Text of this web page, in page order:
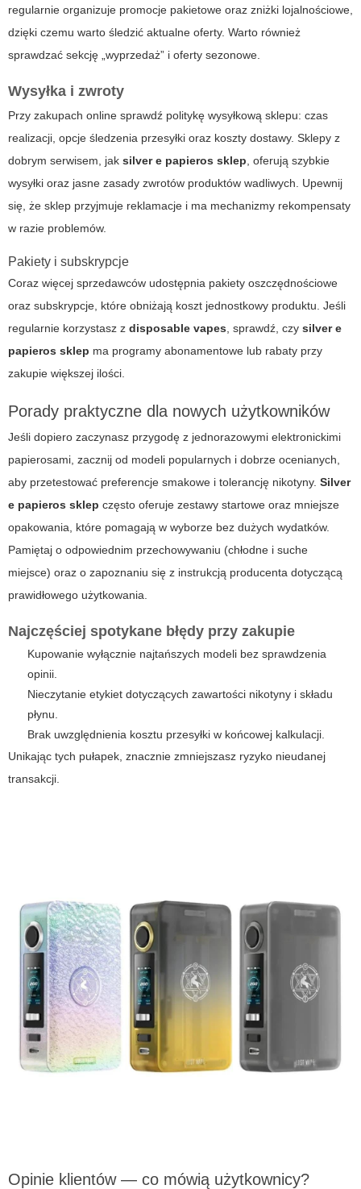
regularnie organizuje promocje pakietowe oraz zniżki lojalnościowe,
dzięki czemu warto śledzić aktualne oferty. Warto również
sprawdzać sekcję „wyprzedaż” i oferty sezonowe.
Wysyłka i zwroty
Przy zakupach online sprawdź politykę wysyłkową sklepu: czas
realizacji, opcje śledzenia przesyłki oraz koszty dostawy. Sklepy z
dobrym serwisem, jak silver e papieros sklep , oferują szybkie
wysyłki oraz jasne zasady zwrotów produktów wadliwych. Upewnij
się, że sklep przyjmuje reklamacje i ma mechanizmy rekompensaty
w razie problemów.
Pakiety i subskrypcje
Coraz więcej sprzedawców udostępnia pakiety oszczędnościowe
oraz subskrypcje, które obniżają koszt jednostkowy produktu. Jeśli
regularnie korzystasz z disposable vapes , sprawdź, czy silver e
papieros sklep ma programy abonamentowe lub rabaty przy
zakupie większej ilości.
Porady praktyczne dla nowych użytkowników
Jeśli dopiero zaczynasz przygodę z jednorazowymi elektronickimi
papierosami, zacznij od modeli popularnych i dobrze ocenianych,
aby przetestować preferencje smakowe i tolerancję nikotyny. Silver
e papieros sklep często oferuje zestawy startowe oraz mniejsze
opakowania, które pomagają w wyborze bez dużych wydatków.
Pamiętaj o odpowiednim przechowywaniu (chłodne i suche
miejsce) oraz o zapoznaniu się z instrukcją producenta dotyczącą
prawidłowego użytkowania.
Najczęściej spotykane błędy przy zakupie
Kupowanie wyłącznie najtańszych modeli bez sprawdzenia
opinii.
Nieczytanie etykiet dotyczących zawartości nikotyny i składu
płynu.
Brak uwzględnienia kosztu przesyłki w końcowej kalkulacji.
Unikając tych pułapek, znacznie zmniejszasz ryzyko nieudanej
transakcji.
Opinie klientów — co mówią użytkownicy?